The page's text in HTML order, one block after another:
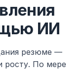
ИИ
резюме —
росту. По мере